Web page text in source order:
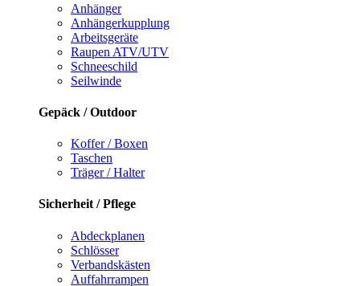
Anhänger
Anhängerkupplung
Arbeitsgeräte
Raupen ATV/UTV
Schneeschild
Seilwinde
Gepäck / Outdoor
Koffer / Boxen
Taschen
Träger / Halter
Sicherheit / Pflege
Abdeckplanen
Schlösser
Verbandskästen
Auffahrrampen